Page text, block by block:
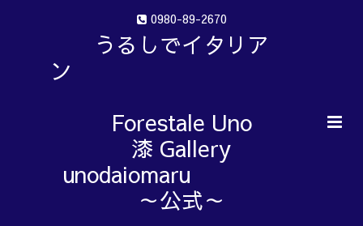
0980-89-2670
うるしでイタリア
ン
Forestale Uno
漆 Gallery
unodaiomaru
～公式～